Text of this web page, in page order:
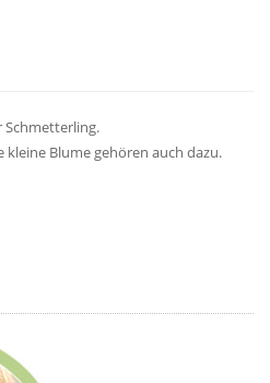
Schmetterling.
kleine Blume gehören auch dazu.